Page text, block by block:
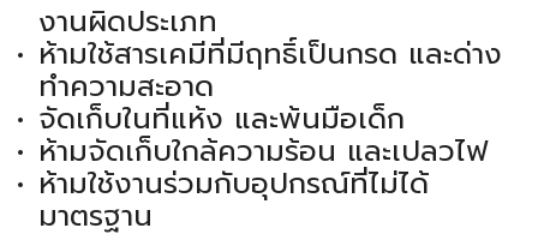
งานผิดประเภท
ห้ามใช้สารเคมีที่มีฤทธิ์เป็นกรด และด่าง
ทำความสะอาด
จัดเก็บในที่แห้ง และพ้นมือเด็ก
ห้ามจัดเก็บใกล้ความร้อน และเปลวไฟ
ห้ามใช้งานร่วมกับอุปกรณ์ที่ไม่ได้
มาตรฐาน